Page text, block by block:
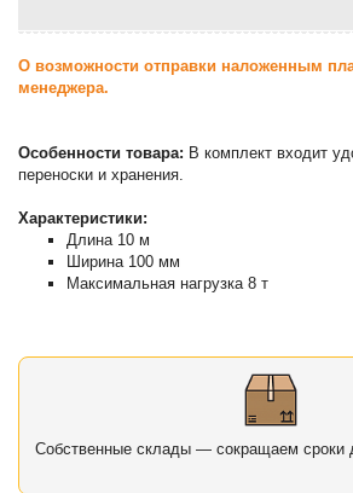
О возможности отправки наложенным
менеджера.
Особенности товара: В комплект входит
переноски и хранения.
Характеристики:
Длина 10 м
Ширина 100 мм
Максимальная нагрузка 8 т
Собственные склады — сокращаем сроки